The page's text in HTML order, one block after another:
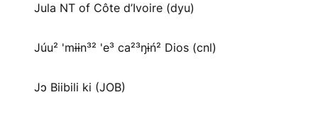
Jula NT of Côte d’Ivoire (dyu)
Júu² 'mɨɨn³² 'e³ ca²³ŋɨń² Dios (cnl)
Jɔ Biibili ki (JOB)